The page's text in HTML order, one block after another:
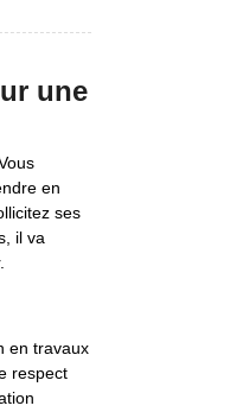
une
en
ses
il va
en travaux
respect